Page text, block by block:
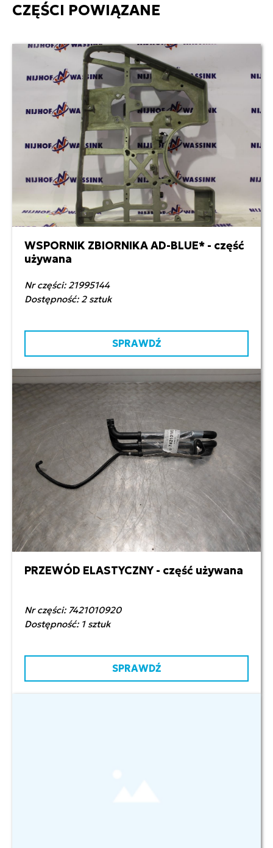
CZĘŚCI POWIĄZANE
500,00 zł netto
WSPORNIK ZBIORNIKA AD-BLUE* - część
używana
Nr części: 21995144
Dostępność: 2 sztuk
SPRAWDŹ
200,00 zł netto
PRZEWÓD ELASTYCZNY - część używana
Nr części: 7421010920
Dostępność: 1 sztuk
SPRAWDŹ